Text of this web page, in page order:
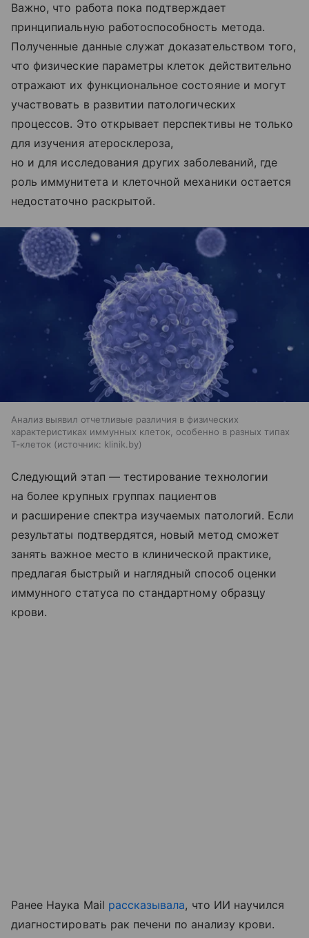
Важно, что работа пока подтверждает
принципиальную работоспособность метода.
Полученные данные служат доказательством того,
что физические параметры клеток действительно
отражают их функциональное состояние и могут
участвовать в развитии патологических
процессов. Это открывает перспективы не только
для изучения атеросклероза,
но и для исследования других заболеваний, где
роль иммунитета и клеточной механики остается
недостаточно раскрытой.
Анализ выявил отчетливые различия в физических
характеристиках иммунных клеток, особенно в разных типах
Т‑клеток
источник: klinik.by
Следующий этап — тестирование технологии
на более крупных группах пациентов
и расширение спектра изучаемых патологий. Если
результаты подтвердятся, новый метод сможет
занять важное место в клинической практике,
предлагая быстрый и наглядный способ оценки
иммунного статуса по стандартному образцу
крови.
Ранее Наука Mail рассказывала, что ИИ научился
диагностировать рак печени по анализу крови.